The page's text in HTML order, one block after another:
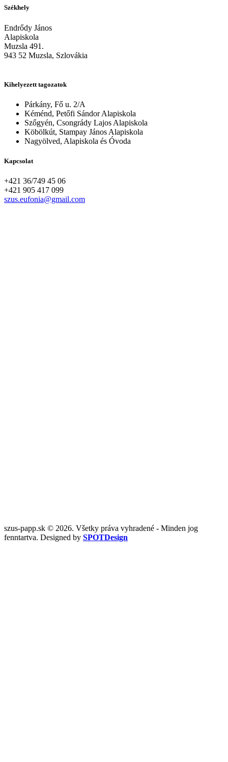
Székhely
Endrődy János
Alapiskola
Muzsla 491.
943 52 Muzsla, Szlovákia
Kihelyezett tagozatok
Párkány, Fő u. 2/A
Kéménd, Petőfi Sándor Alapiskola
Szőgyén, Csongrády Lajos Alapiskola
Köbölkút, Stampay János Alapiskola
Nagyölved, Alapiskola és Óvoda
Kapcsolat
+421 36/749 45 06
+421 905 417 099
szus.eufonia@gmail.com
szus-papp.sk © 2026. Všetky práva vyhradené - Minden jog
fenntartva. Designed by SPOTDesign